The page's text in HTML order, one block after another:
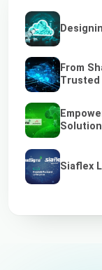
From
Trusted
Siaflex